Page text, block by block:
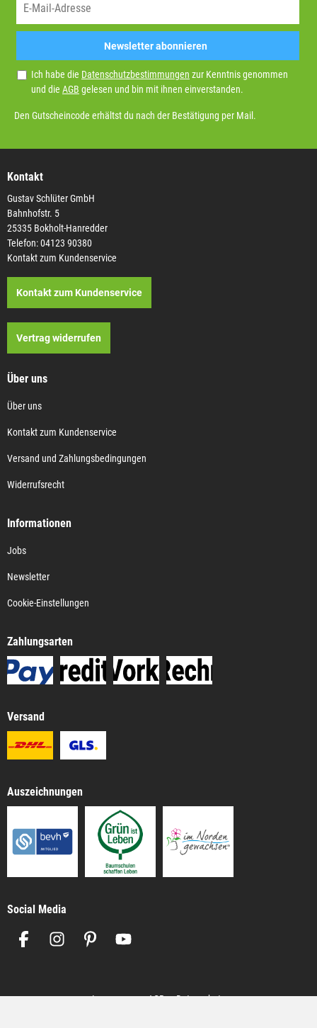
Newsletter abonnieren
Ich habe die Datenschutzbestimmungen zur Kenntnis genommen
und die AGB gelesen und bin mit ihnen einverstanden.
Den Gutscheincode erhältst du nach der Bestätigung per Mail.
Kontakt
Gustav Schlüter GmbH
Bahnhofstr. 5
25335 Bokholt-Hanredder
Telefon: 04123 90380
Kontakt zum Kundenservice
Kontakt zum Kundenservice
Vertrag widerrufen
Über uns
Über uns
Kontakt zum Kundenservice
Versand und Zahlungsbedingungen
Widerrufsrecht
Informationen
Jobs
Newsletter
Cookie-Einstellungen
Zahlungsarten
Versand
Auszeichnungen
Social Media
Impressum AGB Datenschutz